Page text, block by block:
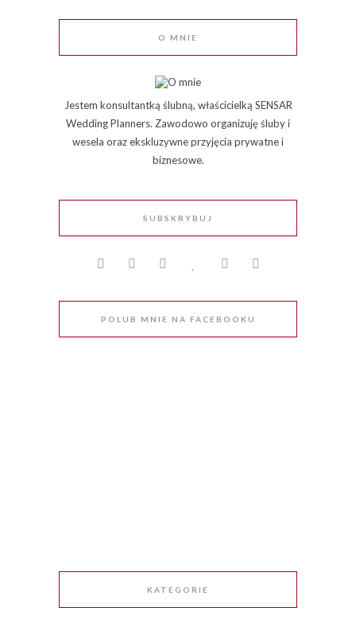
O MNIE
Jestem konsultantką ślubną, właścicielką SENSAR
Wedding Planners. Zawodowo organizuję śluby i
wesela oraz ekskluzywne przyjęcia prywatne i
biznesowe.
SUBSKRYBUJ
POLUB MNIE NA FACEBOOKU
KATEGORIE